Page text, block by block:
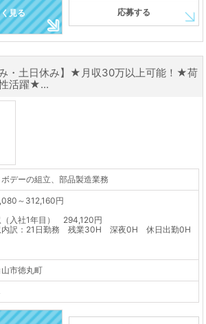
見る 応募する
み・土日休み】★月収30万以上可能！★荷
活躍★...
ボデーの組立、部品製造業務
～312,160円
（入社1年目） 294,120円
内訳：21日勤務 残業30H 深夜0H 休日出勤0H
市徳丸町